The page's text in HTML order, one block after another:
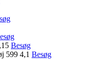
Besøg
599 4,1 Besøg